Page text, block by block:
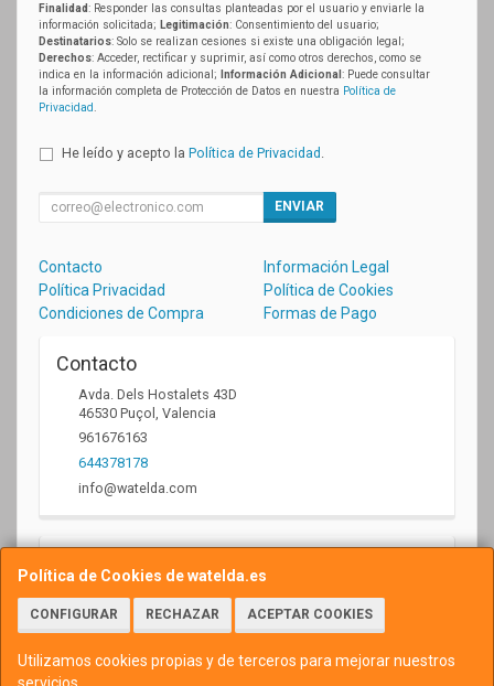
Política de Cookies de watelda.es
CONFIGURAR RECHAZAR ACEPTAR COOKIES
Utilizamos cookies propias y de terceros para mejorar nuestros
Finalidad: Responder las consultas planteadas por el usuario y enviarle la
información solicitada; Legitimación: Consentimiento del usuario;
Destinatarios: Solo se realizan cesiones si existe una obligación legal;
Derechos: Acceder, rectificar y suprimir, así como otros derechos, como se
indica en la información adicional;
Información Adicional : Puede consultar
la información completa de Protección de Datos en nuestra Política de
Privacidad
He leído y acepto la Política de Privacidad
ENVIAR
Contacto
Información Legal
Política Privacidad
Política de Cookies
Condiciones de Compra
Formas de Pago
Contacto
Avda. Dels Hostalets 43D
46530 Puçol Valencia
961676163
644378178
info@watelda.com